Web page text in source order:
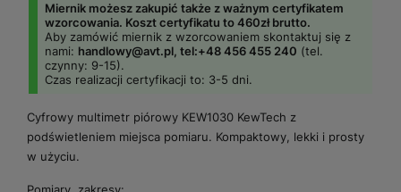
Miernik możesz zakupić także z ważnym certyfikatem
wzorcowania. Koszt certyfikatu to 460zł brutto.
Aby zamówić miernik z wzorcowaniem skontaktuj się z
nami: handlowy@avt.pl, tel:+48 456 455 240 (tel.
czynny: 9-15).
Czas realizacji certyfikacji to: 3-5 dni.
Cyfrowy multimetr piórowy KEW1030 KewTech z
podświetleniem miejsca pomiaru. Kompaktowy, lekki i prosty
w użyciu.